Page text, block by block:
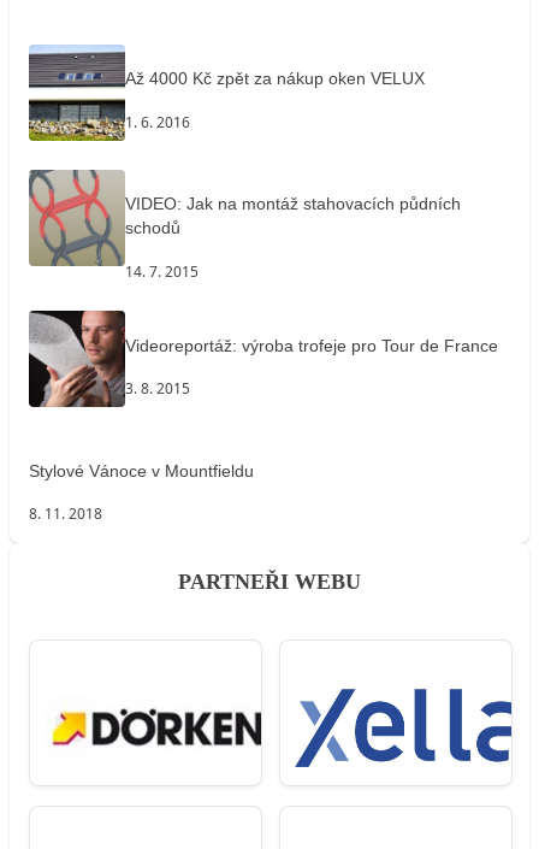
Až 4000 Kč zpět za nákup oken VELUX
1. 6. 2016
VIDEO: Jak na montáž stahovacích půdních
schodů
14. 7. 2015
Videoreportáž: výroba trofeje pro Tour de France
3. 8. 2015
Stylové Vánoce v Mountfieldu
8. 11. 2018
PARTNEŘI WEBU